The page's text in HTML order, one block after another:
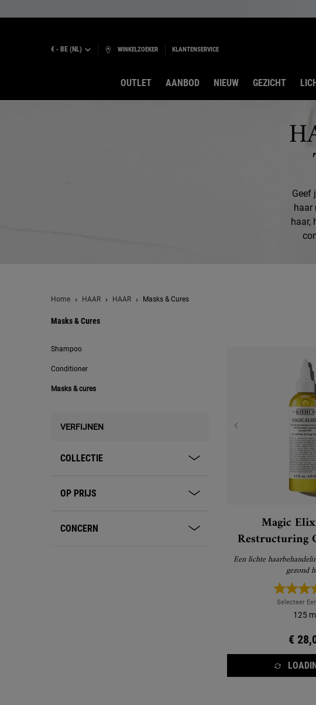
€ - BE (NL) WINKELZOEKER KLANTENSERVICE
OUTLET AANBOD NIEUW GEZICHT
Geef
haar
haar,
Home HAAR HAAR Masks & Cures
Masks & Cures
Masks & cures
Shampoo
Conditioner
Masks & cures
VERFIJNEN
COLLECTIE
OP PRIJS
CONCERN
Magic
Restructuring
with
Avocado -
Een lichte haarbehandeling voor
gezond
Selecteer
125 ml
€